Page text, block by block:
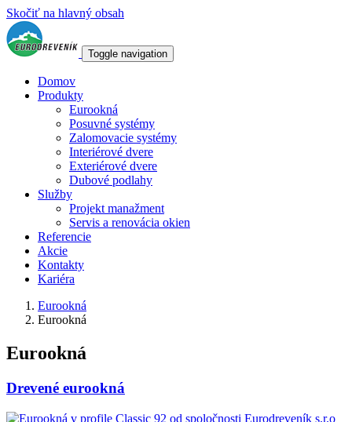
Skočiť na hlavný obsah
Toggle navigation
Domov
Produkty
Eurookná
Posuvné systémy
Zalomovacie systémy
Interiérové dvere
Exteriérové dvere
Dubové podlahy
Služby
Projekt manažment
Servis a renovácia okien
Referencie
Akcie
Kontakty
Kariéra
Eurookná
Eurookná
Eurookná
Drevené eurookná